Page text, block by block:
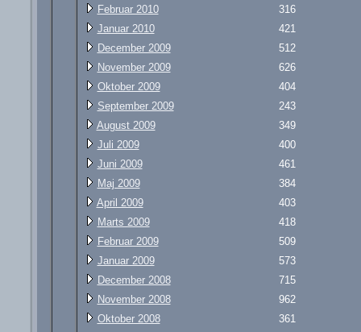
Februar 2010
316
Januar 2010
421
December 2009
512
November 2009
626
Oktober 2009
404
September 2009
243
August 2009
349
Juli 2009
400
Juni 2009
461
Maj 2009
384
April 2009
403
Marts 2009
418
Februar 2009
509
Januar 2009
573
December 2008
715
November 2008
962
Oktober 2008
361